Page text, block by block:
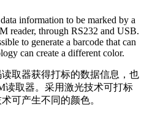
information to be marked by a
reader, through RS232 and USB.
to generate a barcode that can
can create a different color.
取器获得打标的数据信息，也
读取器。采用激光技术可打标
可产生不同的颜色。